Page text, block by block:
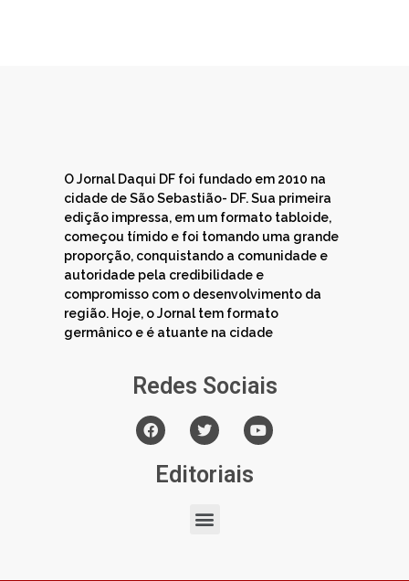
O Jornal Daqui DF foi fundado em 2010 na
cidade de São Sebastião- DF. Sua primeira
edição impressa, em um formato tabloide,
começou tímido e foi tomando uma grande
proporção, conquistando a comunidade e
autoridade pela credibilidade e
compromisso com o desenvolvimento da
região. Hoje, o Jornal tem formato
germânico e é atuante na cidade
Redes Sociais
Editoriais